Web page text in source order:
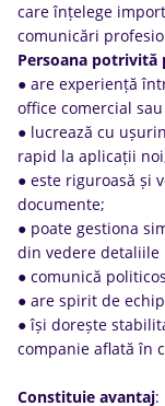
care înțelege
comunicări
Persoana potrivită
● are experiență
office comercial
● lucrează cu
rapid la aplicații
● este riguroasă și
documente;
● poate gestiona
din vedere detaliile
● comunică
● are spirit de
● își dorește
companie aflată în
Constituie avantaj: